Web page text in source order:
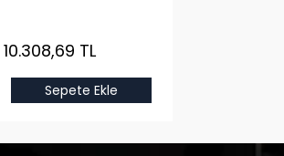
10.308,69 TL
Sepete Ekle